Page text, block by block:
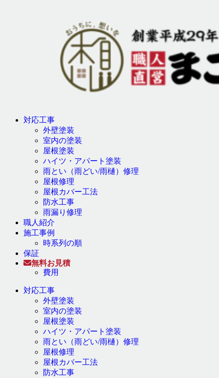
対応工事
外壁塗装
室内の塗装
屋根塗装
ハイツ・アパート塗装
雨とい（雨どい/雨樋）修理
屋根修理
屋根カバー工法
防水工事
雨漏り修理
職人紹介
施工事例
時系列の順
保証
無料お見積
費用
対応工事
外壁塗装
室内の塗装
屋根塗装
ハイツ・アパート塗装
雨とい（雨どい/雨樋）修理
屋根修理
屋根カバー工法
防水工事